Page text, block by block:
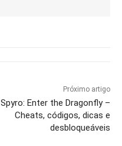
Próximo artigo
Spyro: Enter the Dragonfly –
Cheats, códigos, dicas e
desbloqueáveis